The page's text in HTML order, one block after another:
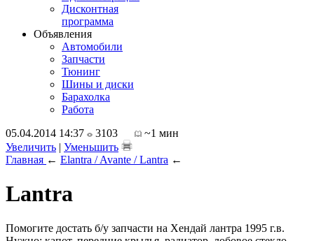
Дисконтная
программа
Объявления
Автомобили
Запчасти
Тюнинг
Шины и диски
Барахолка
Работа
05.04.2014 14:37
3103
~1 мин
Увеличить | Уменьшить
Главная ← Elantra / Avante / Lantra ←
Lantra
Помогите достать б/у запчасти на Хендай лантра 1995 г.в.